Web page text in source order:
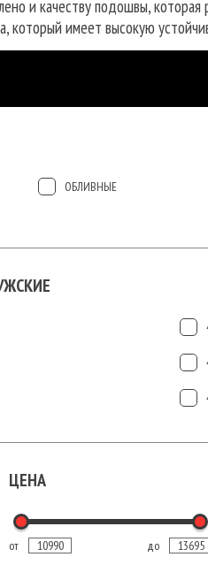
и качеству подошвы,
который имеет высокую
ОБЛИВНЫЕ
ЦЕНА
от до